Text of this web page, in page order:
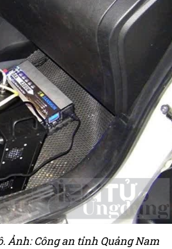
Ảnh: Công an tỉnh Quảng Nam